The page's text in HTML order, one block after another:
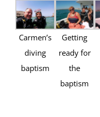
Carmen’s
diving
baptism
Getting
ready for
the
baptism